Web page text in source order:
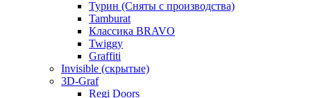
Турин (Сняты с производства)
Tamburat
Классика BRAVO
Twiggy
Graffiti
Invisible (скрытые)
3D-Graf
Regi Doors